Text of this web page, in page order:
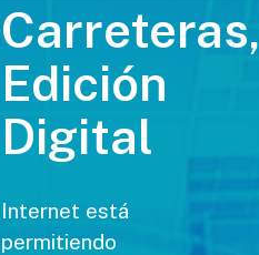
Carreteras,
Edición
Digital
Internet está
permitiendo